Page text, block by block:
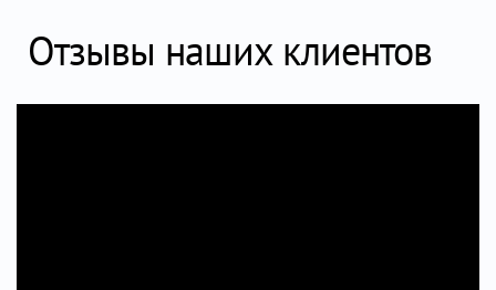
Отзывы наших клиентов